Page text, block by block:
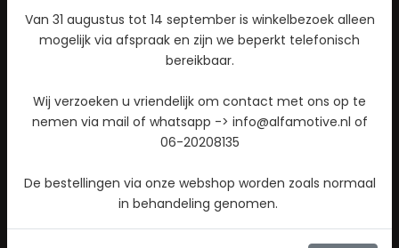
Toon kaart
Stuur een WhatsApp bericht!
Van 31 augustus tot 14 september is winkelbezoek alleen
mogelijk via afspraak en zijn we beperkt telefonisch
bereikbaar.
Wij verzoeken u vriendelijk om contact met ons op te
nemen via mail of whatsapp -> info@alfamotive.nl of
06-20208135
De bestellingen via onze webshop worden zoals normaal
in behandeling genomen.